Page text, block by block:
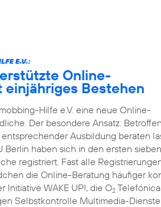
E.V.:
Online-
Bestehen
Hilfe e.V. eine neue Online-
Der besondere Ansatz:
Ausbildung beraten
Berlin haben sich in den ersten
registriert. Fast alle
die Online-Beratung häufiger
Initiative WAKE UP!, die O2
Selbstkontrolle Multimedia-